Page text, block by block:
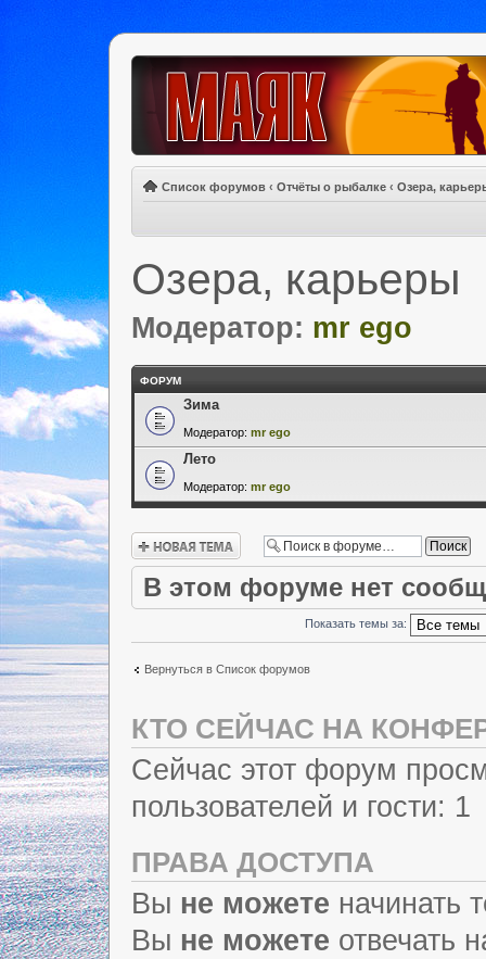
Список форумов ‹ Отчёты о рыбалке ‹ Озера,
Озера, карьеры
Модератор: mr ego
ФОРУМ
Зима
Модератор: mr ego
Лето
Модератор: mr ego
Новая тема
В этом форуме нет
Показать темы за:
Вернуться в Список форумов
КТО СЕЙЧАС НА
Сейчас этот форум
пользователей и гости: 1
ПРАВА ДОСТУПА
Вы не можете начинать
Вы не можете отвечать